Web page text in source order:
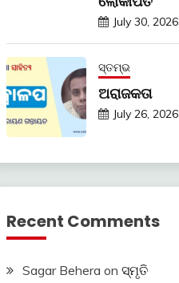
July 30, 2026
ସ୍ତମ୍ଭ
ଅରାଜକତା
July 26, 2026
Recent Comments
Sagar Behera on ସ୍ମୃତି